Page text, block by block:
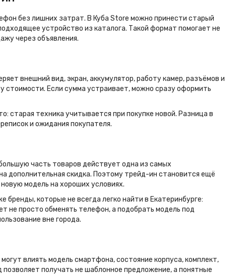
без лишних затрат. В Куба Store можно принести старый
устройство из каталога. Такой формат помогает не
через объявления.
внешний вид, экран, аккумулятор, работу камер, разъёмов и
стоимости. Если сумма устраивает, можно сразу оформить
старая техника учитывается при покупке новой. Разница в
и ожидания покупателя.
часть товаров действует одна из самых
дополнительная скидка. Поэтому трейд-ин становится ещё
модель на хороших условиях.
которые не всегда легко найти в Екатеринбурге:
не просто обменять телефон, а подобрать модель под
вне города.
влиять модель смартфона, состояние корпуса, комплект,
получать не шаблонное предложение, а понятные